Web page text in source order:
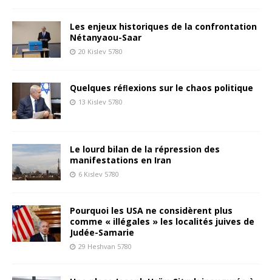
Les enjeux historiques de la confrontation
Nétanyaou-Saar
20 Kislev 5780
Quelques réﬂexions sur le chaos politique
13 Kislev 5780
Le lourd bilan de la répression des
manifestations en Iran
6 Kislev 5780
Pourquoi les USA ne considèrent plus
comme « illégales » les localités juives de
Judée-Samarie
29 Heshvan 5780